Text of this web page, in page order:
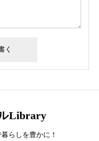
Library
らしを豊かに！
金運財布